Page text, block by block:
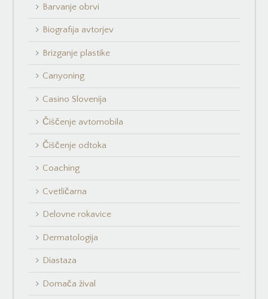
Barvanje obrvi
Biografija avtorjev
Brizganje plastike
Canyoning
Casino Slovenija
Čiščenje avtomobila
Čiščenje odtoka
Coaching
Cvetličarna
Delovne rokavice
Dermatologija
Diastaza
Domača žival